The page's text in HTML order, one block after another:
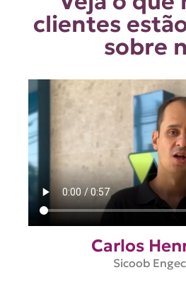
clientes
sobre
Carlos
Sicoob